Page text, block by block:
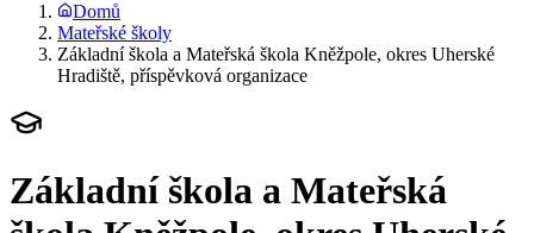
Domů
Mateřské školy
Základní škola a Mateřská škola Kněžpole, okres Uherské
Hradiště, příspěvková organizace
Základní škola a Mateřská